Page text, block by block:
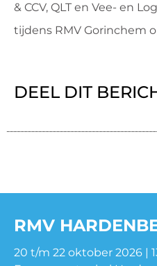
& CCV, QLT en Vee- en
tijdens RMV Gorinchem
DEEL DIT
RMV
20 t/m 22 oktober 2026 |